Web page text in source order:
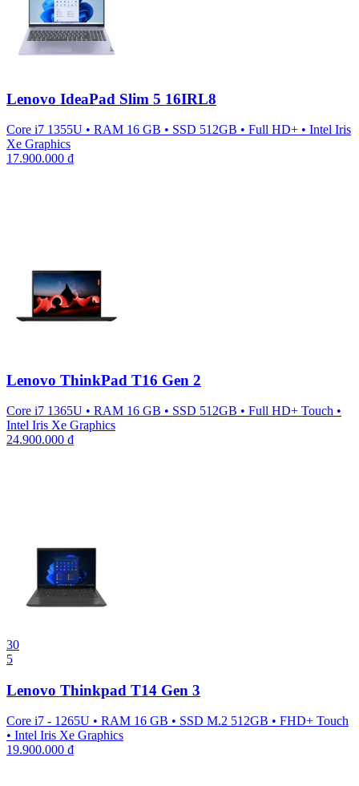
Lenovo IdeaPad Slim 5 16IRL8
Core i7 1355U • RAM 16 GB • SSD 512GB • Full HD+ • Intel Iris
Xe Graphics
17.900.000 ₫
Lenovo ThinkPad T16 Gen 2
Core i7 1365U • RAM 16 GB • SSD 512GB • Full HD+ Touch •
Intel Iris Xe Graphics
24.900.000 ₫
30
5
Lenovo Thinkpad T14 Gen 3
Core i7 - 1265U • RAM 16 GB • SSD M.2 512GB • FHD+ Touch
• Intel Iris Xe Graphics
19.900.000 ₫